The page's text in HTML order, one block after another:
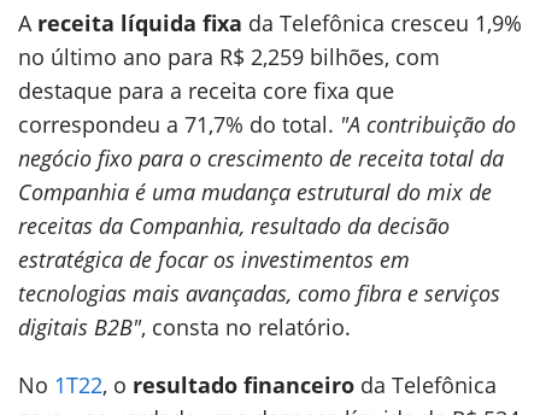
A receita líquida fixa da Telefônica cresceu 1,9%
no último ano para R$ 2,259 bilhões, com
destaque para a receita core fixa que
correspondeu a 71,7% do total. "A contribuição do
negócio fixo para o crescimento de receita total da
Companhia é uma mudança estrutural do mix de
receitas da Companhia, resultado da decisão
estratégica de focar os investimentos em
tecnologias mais avançadas, como fibra e serviços
digitais B2B", consta no relatório.
No 1T22, o resultado financeiro da Telefônica